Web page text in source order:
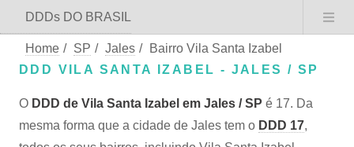
DDDs DO BRASIL
Home / SP / Jales /
Bairro Vila Santa Izabel
DDD VILA SANTA IZABEL - JALES / SP
O DDD de Vila Santa Izabel em Jales / SP é 17. Da
mesma forma que a cidade de Jales tem o DDD 17,